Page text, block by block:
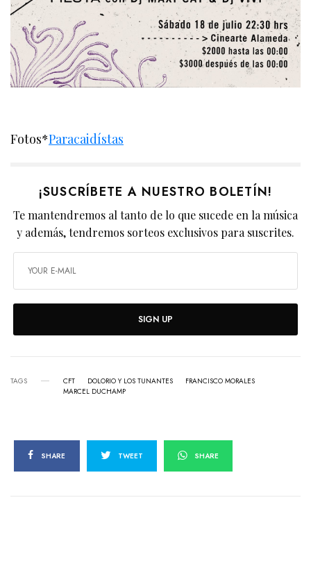
Fotos*Paracaidístas
¡SUSCRÍBETE A NUESTRO BOLETÍN!
Te mantendremos al tanto de lo que sucede en la música
y además, tendremos sorteos exclusivos para suscrites.
SIGN UP
TAGS CFT DOLORIO Y LOS TUNANTES
FRANCISCO MORALES
MARCEL DUCHAMP
SHARE TWEET SHARE